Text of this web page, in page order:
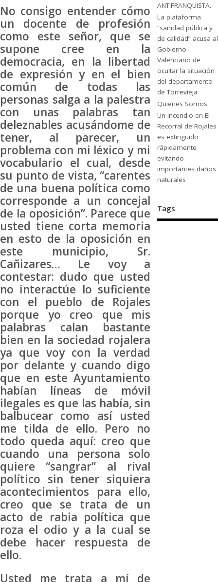
No consigo entender cómo
un docente de profesión
como este señor, que se
supone cree en la
democracia, en la libertad
de expresión y en el bien
común de todas las
personas salga a la palestra
con unas palabras tan
deleznables acusándome de
tener, al parecer, un
problema con mi léxico y mi
vocabulario el cual, desde
su punto de vista, “carentes
de una buena política como
corresponde a un concejal
de la oposición”. Parece que
usted tiene corta memoria
en esto de la oposición en
este municipio, Sr.
Cañizares… Le voy a
contestar: dudo que usted
no interactúe lo suficiente
con el pueblo de Rojales
porque yo creo que mis
palabras calan bastante
bien en la sociedad rojalera
ya que voy con la verdad
por delante y cuando digo
que en este Ayuntamiento
habían líneas de móvil
ilegales es que las había, sin
balbucear como así usted
me tilda de ello. Pero no
todo queda aquí: creo que
cuando una persona solo
quiere “sangrar” al rival
político sin tener siquiera
acontecimientos para ello,
creo que se trata de un
acto de rabia política que
roza el odio y a la cual se
debe hacer respuesta de
ello.
Usted me trata a mí de
ANTIFRANQUISTA.
La plataforma
“sanidad pública y
de calidad” acusa al
Gobierno
Valenciano de
ocultar la situación
del departamento
de Torrevieja
Quienes Somos
Un incendio en El
Recorral de Rojales
es extinguido
rápidamente
evitando
importantes daños
naturales
Tags